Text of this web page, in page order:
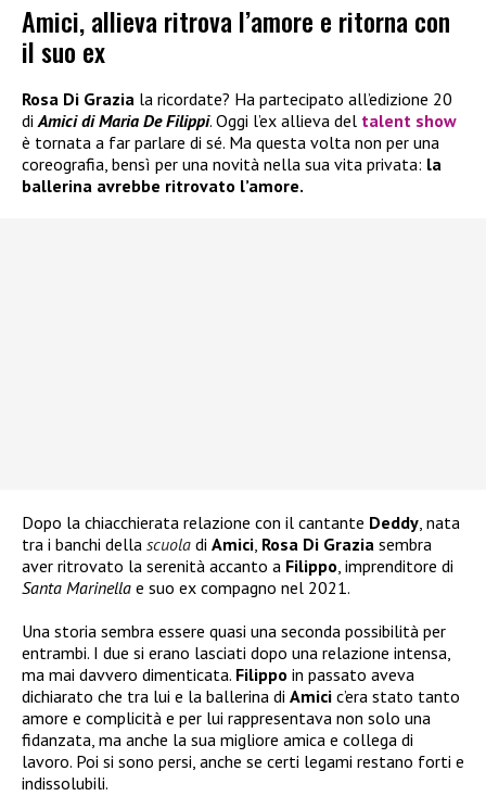
Amici, allieva ritrova l’amore e ritorna con
il suo ex
Rosa Di Grazia la ricordate? Ha partecipato all’edizione 20
diAmici di Maria De Filippi. Oggi l’ex allieva del talent show
è tornata a far parlare di sé. Ma questa volta non per una
coreografia, bensì per una novità nella sua vita privata: la
ballerina avrebbe ritrovato l’amore.
Dopo la chiacchierata relazione con il cantante Deddy, nata
tra i banchi della scuola di Amici, Rosa Di Grazia sembra
aver ritrovato la serenità accanto a Filippo, imprenditore di
Santa Marinella e suo ex compagno nel 2021.
Una storia sembra essere quasi una seconda possibilità per
entrambi. I due si erano lasciati dopo una relazione intensa,
ma mai davvero dimenticata. Filippo in passato aveva
dichiarato che tra lui e la ballerina di Amici c’era stato tanto
amore e complicità e per lui rappresentava non solo una
fidanzata, ma anche la sua migliore amica e collega di
lavoro. Poi si sono persi, anche se certi legami restano forti e
indissolubili.